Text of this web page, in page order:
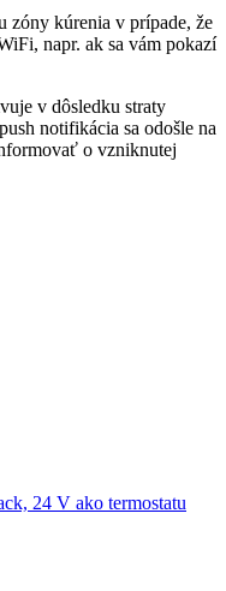
zóny kúrenia v prípade, že
napr. ak sa vám pokazí
v dôsledku straty
notifikácia sa odošle na
o vzniknutej
24 V ako termostatu